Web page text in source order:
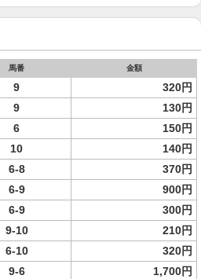
馬番 金額
9 320円
9
130円
6
150円
10
140円
6-8
370円
6-9 900円
6-9
300円
9-10
210円
6-10
320円
9-6
1,700円